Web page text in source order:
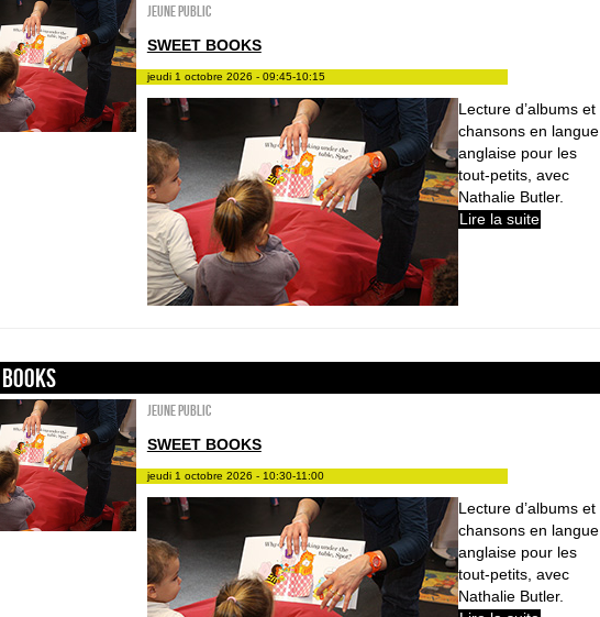
Jeune public
SWEET BOOKS
jeudi 1 octobre 2026 - 09:45-10:15
Lecture d’albums et
chansons en langue
anglaise pour les
tout-petits, avec
Nathalie Butler.
Lire la suite
Jeune public
SWEET BOOKS
jeudi 1 octobre 2026 - 10:30-11:00
Lecture d’albums et
chansons en langue
anglaise pour les
tout-petits, avec
Nathalie Butler.